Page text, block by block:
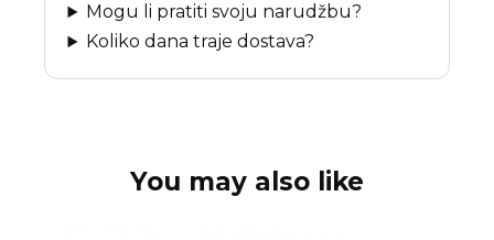
Mogu li pratiti svoju narudžbu?
Koliko dana traje dostava?
You may also like